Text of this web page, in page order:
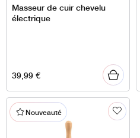
Masseur de cuir chevelu
électrique
39,99€
Nouveauté